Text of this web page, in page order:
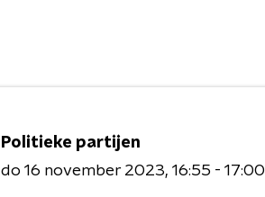
Politieke partijen
do 16 november 2023 16:55 - 17:00